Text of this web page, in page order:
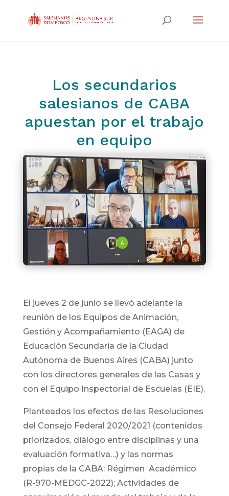
Los secundarios
salesianos de CABA
apuestan por el trabajo
en equipo
El jueves 2 de junio se llevó adelante la
reunión de los Equipos de Animación,
Gestión y Acompañamiento (EAGA) de
Educación Secundaria de la Ciudad
Autónoma de Buenos Aires (CABA) junto
con los directores generales de las Casas y
con el Equipo Inspectorial de Escuelas (EIE).
Planteados los efectos de las Resoluciones
del Consejo Federal 2020/2021 (contenidos
priorizados, diálogo entre disciplinas y una
evaluación formativa…) y las normas
propias de la CABA: Régimen Académico
(R-970-MEDGC-2022); Actividades de